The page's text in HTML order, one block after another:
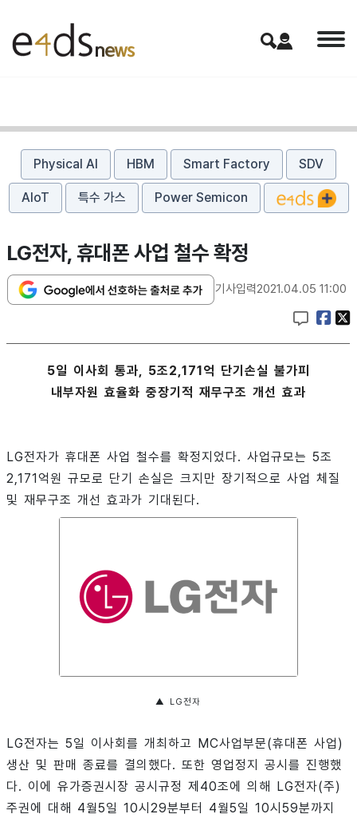
Physical AI HBM Smart Factory SDV
AIoT 특수 가스 Power Semicon
LG전자, 휴대폰 사업 철수 확정
기사입력2021.04.05 11:00
5일 이사회 통과, 5조2,171억 단기손실 불가피
내부자원 효율화 중장기적 재무구조 개선 효과
LG전자가 휴대폰 사업 철수를 확정지었다. 사업규모는 5조
2,171억원 규모로 단기 손실은 크지만 장기적으로 사업 체질
및 재무구조 개선 효과가 기대된다.
▲ LG전자
LG전자는 5일 이사회를 개최하고 MC사업부문(휴대폰 사업)
생산 및 판매 종료를 결의했다. 또한 영업정지 공시를 진행했
다. 이에 유가증권시장 공시규정 제40조에 의해 LG전자(주)
주권에 대해 4월5일 10시29분부터 4월5일 10시59분까지